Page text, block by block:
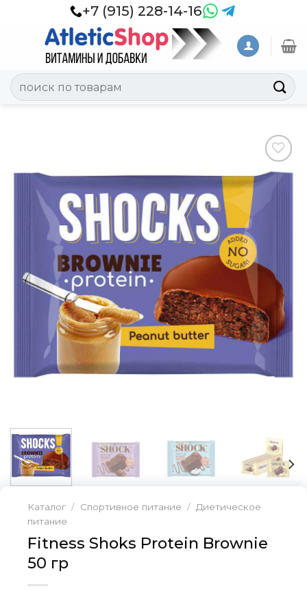
+7 (915) 228-14-16
Искать:
Добавить
Вишлист
Каталог / Спортивное питание / Диетическое
питание
Fitness Shoks Protein Brownie
50 гр